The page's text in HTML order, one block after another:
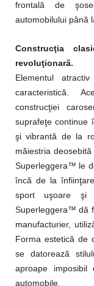
frontală de
automobilului până
Construcţia
revoluţionară.
Elementul
caracteristică.
construcţiei
suprafeţe continue
şi vibrantă de la
măiestria
Superleggera™ le
încă de la
sport uşoare şi
Superleggera™ dă
manufacturier,
Forma estetică de
se datorează
aproape
automobile.